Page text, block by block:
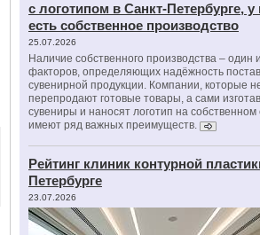
с логотипом в Санкт-Петербурге,
есть собственное производство
25.07.2026
Наличие собственного производства – один
факторов, определяющих надёжность
сувенирной продукции. Компании, которые
перепродают готовые товары, а сами
сувениры и наносят логотип на
имеют ряд важных преимуществ.
Рейтинг клиник контурной
Петербурге
23.07.2026